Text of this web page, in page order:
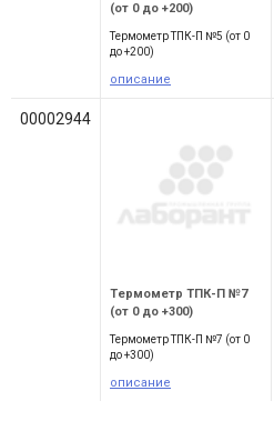
(от 0 до +200)
Термометр ТПК-П №5 (от 0
до +200)
описание
00002944
Термометр ТПК-П №7
(от 0 до +300)
Термометр ТПК-П №7 (от 0
до +300)
описание